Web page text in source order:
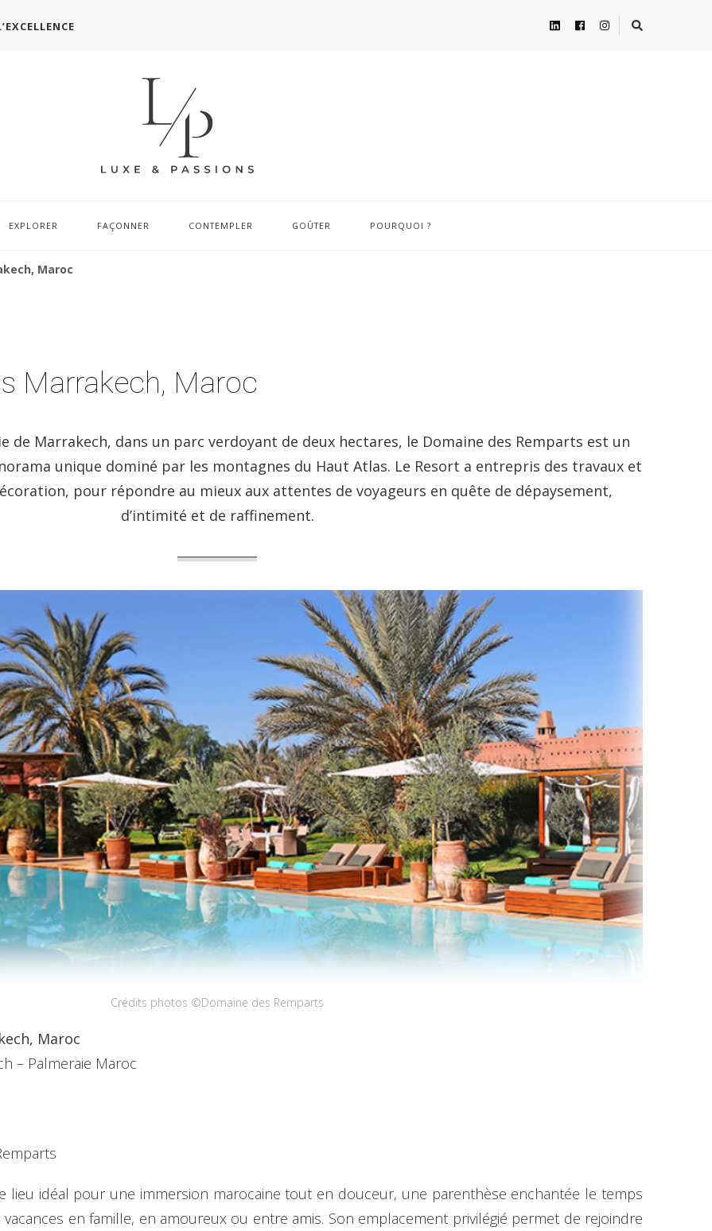
EXPLORER FAÇONNER CONTEMPLER GOÛTER POURQUOI ?
Maroc
Marrakech, Maroc
de Marrakech, dans un parc verdoyant de deux hectares, le Domaine des Remparts est un
unique dominé par les montagnes du Haut Atlas. Le Resort a entrepris des travaux et
pour répondre au mieux aux attentes de voyageurs en quête de dépaysement,
d’intimité et de raffinement.
Crédits photos ©Domaine des Remparts
Maroc
– Palmeraie Maroc
lieu idéal pour une immersion marocaine tout en douceur, une parenthèse enchantée le temps
vacances en famille, en amoureux ou entre amis. Son emplacement privilégié permet de rejoindre